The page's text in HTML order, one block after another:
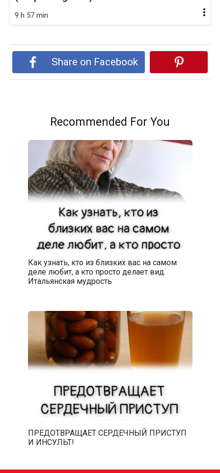
9 h 57 min
Share on Facebook
Recommended For You
Как узнать, кто из близких вас на самом
деле любит, а кто просто делает вид.
Итальянская мудрость
ПРЕДОТВРАЩАЕТ СЕРДЕЧНЫЙ ПРИСТУП
И ИНСУЛЬТ!